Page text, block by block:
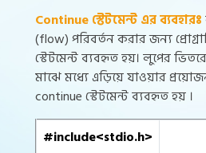
Continue স্টেটমেন্ট এর ব্যবহারঃ
(flow) পরিবর্তন করার জন্য
স্টেটমেন্ট ব্যবহৃত হয়। লুপের
মাঝে মধ্যে এড়িয়ে যাওয়ার
continue স্টেটমেন্ট ব্যবহৃত হয় ।
#include<stdio.h>